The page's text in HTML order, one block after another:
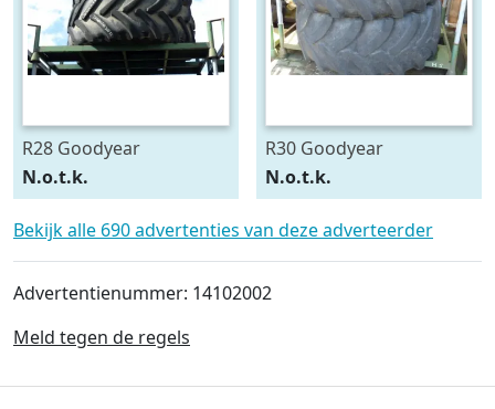
R28 Goodyear
540/75R28
N.o.t.k.
R30 Goodyear
600/70R30
N.o.t.k.
Bekijk alle 690 advertenties van deze adverteerder
Advertentienummer: 14102002
Meld tegen de regels